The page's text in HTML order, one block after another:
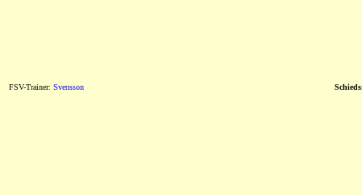
FSV-Trainer: Svensson